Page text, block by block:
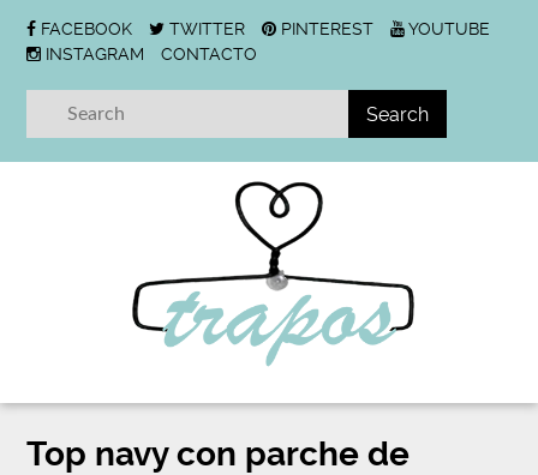
FACEBOOK TWITTER PINTEREST
YOUTUBE
INSTAGRAM
CONTACTO
Top navy con parche de